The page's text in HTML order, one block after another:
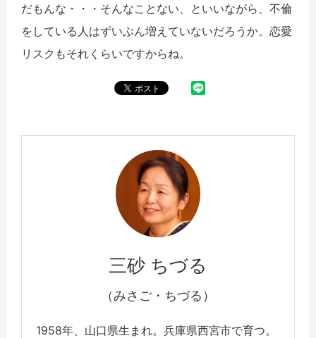
だもんな・・・そんなことない、といいながら、不倫
をしている人はずいぶん増えていないだろうか。恋愛
リスクもそれくらいですからね。
三砂 ちづる
（みさご・ちづる）
1958年、山口県生まれ。兵庫県西宮市で育つ。